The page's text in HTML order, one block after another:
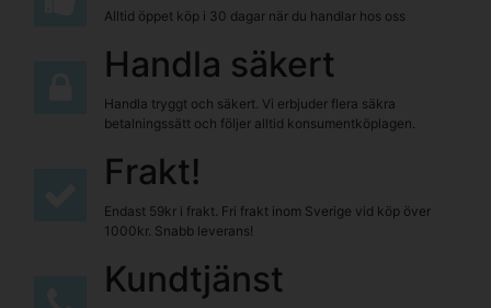
Alltid öppet köp i 30 dagar när du handlar hos oss
Handla säkert
Handla tryggt och säkert. Vi erbjuder flera säkra
betalningssätt och följer alltid konsumentköplagen.
Frakt!
Endast 59kr i frakt. Fri frakt inom Sverige vid köp över
1000kr. Snabb leverans!
Kundtjänst